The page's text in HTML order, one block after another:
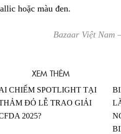
hoặc màu đen.
Bazaar Việt Nam
XEM THÊM
CHIẾM SPOTLIGHT TẠI
ĐỎ LỄ TRAO GIẢI
2025?